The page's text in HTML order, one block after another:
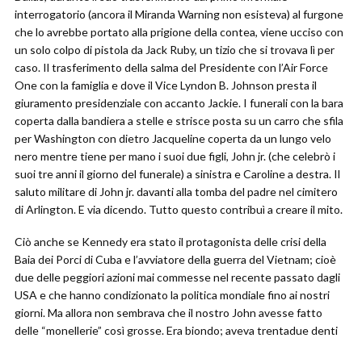
interrogatorio (ancora il Miranda Warning non esisteva) al furgone
che lo avrebbe portato alla prigione della contea, viene ucciso con
un solo colpo di pistola da Jack Ruby, un tizio che si trovava lì per
caso. Il trasferimento della salma del Presidente con l’Air Force
One con la famiglia e dove il Vice Lyndon B. Johnson presta il
giuramento presidenziale con accanto Jackie. I funerali con la bara
coperta dalla bandiera a stelle e strisce posta su un carro che sfila
per Washington con dietro Jacqueline coperta da un lungo velo
nero mentre tiene per mano i suoi due figli, John jr. (che celebrò i
suoi tre anni il giorno del funerale) a sinistra e Caroline a destra. Il
saluto militare di John jr. davanti alla tomba del padre nel cimitero
di Arlington. E via dicendo. Tutto questo contribuì a creare il mito.
Ciò anche se Kennedy era stato il protagonista delle crisi della
Baia dei Porci di Cuba e l’avviatore della guerra del Vietnam; cioè
due delle peggiori azioni mai commesse nel recente passato dagli
USA e che hanno condizionato la politica mondiale fino ai nostri
giorni. Ma allora non sembrava che il nostro John avesse fatto
delle “monellerie” così grosse. Era biondo; aveva trentadue denti